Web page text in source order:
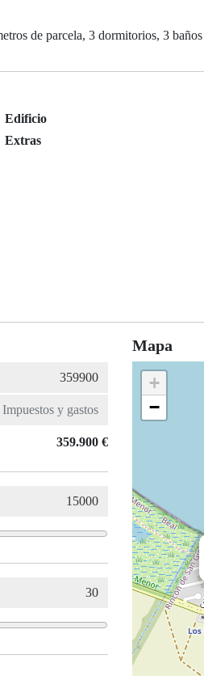
de parcela, 3 dormitorios, 3 baños
Edificio
Extras
359.900 €
Mapa
+
−